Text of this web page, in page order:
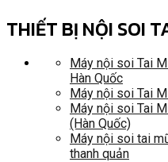
THIẾT BỊ NỘI SOI
Máy nội soi Tai
Hàn Quốc
Máy nội soi Tai
Máy nội soi Tai
(Hàn Quốc)
Máy nội soi tai
thanh quản